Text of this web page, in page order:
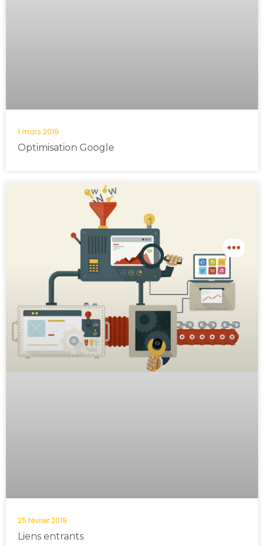
Optimisation Google
1 mars 2019
Liens entrants
25 février 2019